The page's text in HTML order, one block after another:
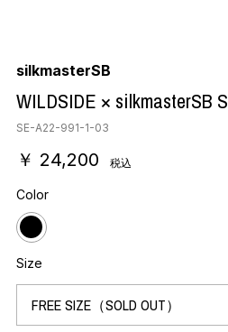
silkmasterSB
WILDSIDE × silkmasterSB
SE-A22-991-1-03
￥ 24,200 税込
Color
Size